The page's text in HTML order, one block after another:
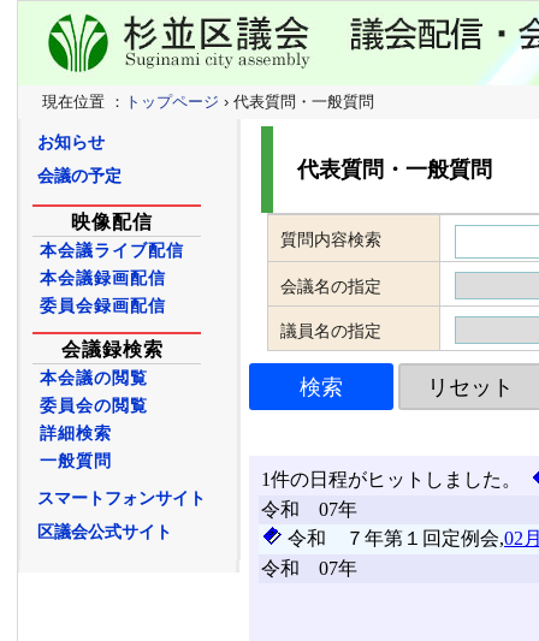
現在位置 ： トップページ › 代表質問・一般質問
代表質問・一般質問
質問内容検索
会議名の指定
議員名の指定
お知らせ
会議の予定
映像配信
本会議ライブ配信
本会議録画配信
委員会録画配信
会議録検索
本会議の閲覧
委員会の閲覧
詳細検索
一般質問
スマートフォンサイト
区議会公式サイト